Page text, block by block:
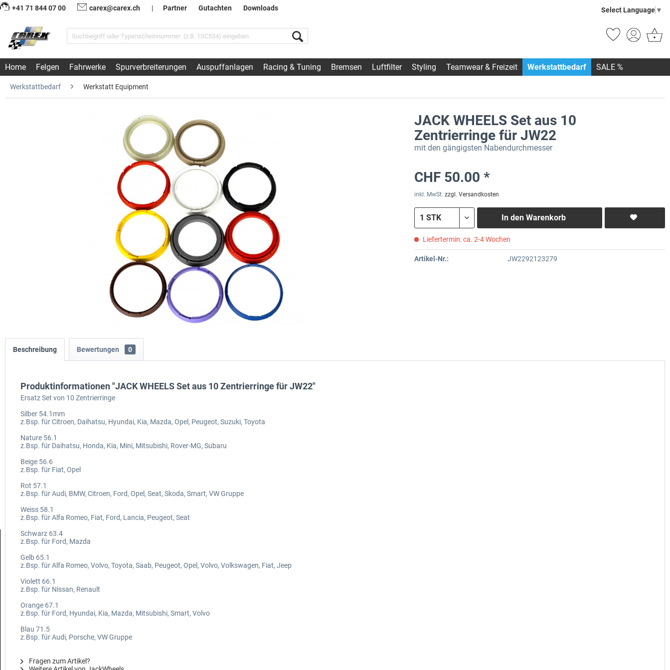
+41 71 844 07 00 carex@carex.ch | Partner Gutachten Downloads Select Language ▼
Home Felgen Fahrwerke Spurverbreiterungen Auspuffanlagen Racing & Tuning Bremsen Luftfilter Styling Teamwear & Freizeit Werkstattbedarf SALE %
Werkstattbedarf Werkstatt Equipment
JACK WHEELS Set aus 10
Zentrierringe für JW22
mit den gängigsten Nabendurchmesser
CHF 50.00 *
inkl. MwSt. zzgl. Versandkosten
In den Warenkorb
Liefertermin: ca. 2-4 Wochen
Artikel-Nr.: JW2292123279
Beschreibung Bewertungen 0
Produktinformationen "JACK WHEELS Set aus 10 Zentrierringe für JW22"
Ersatz Set von 10 Zentrierringe
Silber 54.1mm
z.Bsp. für Citroen, Daihatsu, Hyundai, Kia, Mazda, Opel, Peugeot, Suzuki, Toyota
Nature 56.1
z.Bsp. für Daihatsu, Honda, Kia, Mini, Mitsubishi, Rover-MG, Subaru
Beige 56.6
z.Bsp. für Fiat, Opel
Rot 57.1
z.Bsp. für Audi, BMW, Citroen, Ford, Opel, Seat, Skoda, Smart, VW Gruppe
Weiss 58.1
z.Bsp. für Alfa Romeo, Fiat, Ford, Lancia, Peugeot, Seat
Schwarz 63.4
z.Bsp. für Ford, Mazda
Gelb 65.1
z.Bsp. für Alfa Romeo, Volvo, Toyota, Saab, Peugeot, Opel, Volvo, Volkswagen, Fiat, Jeep
Violett 66.1
z.Bsp. für Nissan, Renault
Orange 67.1
z.Bsp. für Ford, Hyundai, Kia, Mazda, Mitsubishi, Smart, Volvo
Blau 71.5
z.Bsp. für Audi, Porsche, VW Gruppe
Fragen zum Artikel?